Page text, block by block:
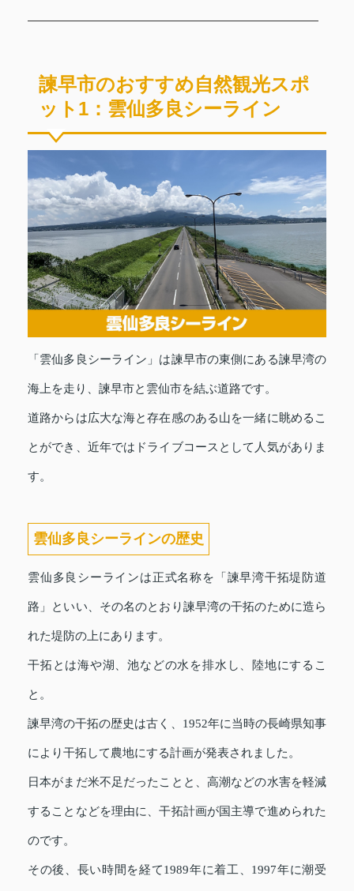
諫早市のおすすめ自然観光スポ
ット1：雲仙多良シーライン
「雲仙多良シーライン」は諫早市の東側にある諫早湾の
海上を走り、諫早市と雲仙市を結ぶ道路です。
道路からは広大な海と存在感のある山を一緒に眺めるこ
とができ、近年ではドライブコースとして人気がありま
す。
雲仙多良シーラインの歴史
雲仙多良シーラインは正式名称を「諫早湾干拓堤防道
路」といい、その名のとおり諫早湾の干拓のために造ら
れた堤防の上にあります。
干拓とは海や湖、池などの水を排水し、陸地にするこ
と。
諫早湾の干拓の歴史は古く、1952年に当時の長崎県知事
により干拓して農地にする計画が発表されました。
日本がまだ米不足だったことと、高潮などの水害を軽減
することなどを理由に、干拓計画が国主導で進められた
のです。
その後、長い時間を経て1989年に着工、1997年に潮受